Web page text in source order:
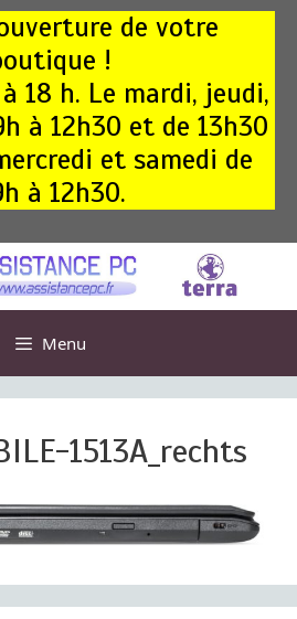
de votre
!
18 h. Le mardi, jeudi,
à 12h30 et de 13h30
et samedi de
à 12h30.
Menu
1513A_rechts